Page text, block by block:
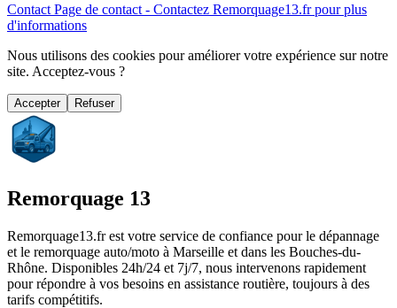
Contact Page de contact - Contactez Remorquage13.fr pour plus
d'informations
Nous utilisons des cookies pour améliorer votre expérience sur notre
site. Acceptez-vous ?
Accepter Refuser
Remorquage 13
Remorquage13.fr est votre service de confiance pour le dépannage
et le remorquage auto/moto à Marseille et dans les Bouches-du-
Rhône. Disponibles 24h/24 et 7j/7, nous intervenons rapidement
pour répondre à vos besoins en assistance routière, toujours à des
tarifs compétitifs.